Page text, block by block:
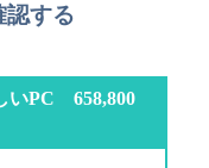
認する
いPC 658,800